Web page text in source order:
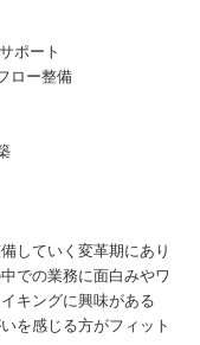
ポート
ロー整備
していく変革期にあり
での業務に面白みやワ
キングに興味がある
を感じる方がフィット